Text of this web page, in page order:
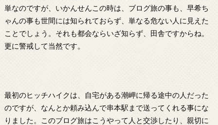
単なのですが、いかんせんこの時は、ブログ旅の事も、早希ち
ゃんの事も世間には知られておらず、単なる危ない人に見えた
ことでしょう。それも都会ならいざ知らず、田舎ですからね。
更に警戒して当然です。
最初のヒッチハイクは、自宅がある潮岬に帰る途中の人だった
のですが、なんとか頼み込んで串本駅まで送ってくれる事にな
りました。このブログ旅はこうやって人と交渉したり、親切に